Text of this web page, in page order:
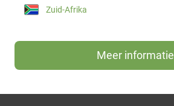
Zuid-Afrika
Meer informatie